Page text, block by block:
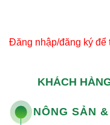
Đăng nhập/đăng ký để
KHÁCH
NÔNG SẢN